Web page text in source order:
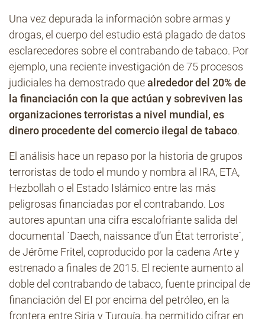
Una vez depurada la información sobre armas y
drogas, el cuerpo del estudio está plagado de datos
esclarecedores sobre el contrabando de tabaco. Por
ejemplo, una reciente investigación de 75 procesos
judiciales ha demostrado quealrededor del 20% de
la financiación con la que actúan y sobreviven las
organizaciones terroristas a nivel mundial, es
dinero procedente del comercio ilegal de tabaco.
El análisis hace un repaso por la historia de grupos
terroristas de todo el mundo y nombra al IRA, ETA,
Hezbollah o el Estado Islámico entre las más
peligrosas financiadas por el contrabando. Los
autores apuntan una cifra escalofriante salida del
documental ´Daech, naissance d’un État terroriste´,
de Jérôme Fritel, coproducido por la cadena Arte y
estrenado a finales de 2015. El reciente aumento al
doble del contrabando de tabaco, fuente principal de
financiación del EI por encima del petróleo, en la
frontera entre Siria y Turquía, ha permitido cifrar en